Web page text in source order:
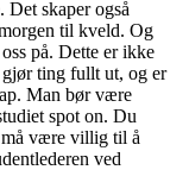
Det skaper også
til kveld. Og
på. Dette er ikke
ting fullt ut, og er
Man bør være
spot on. Du
må være villig til å
ved